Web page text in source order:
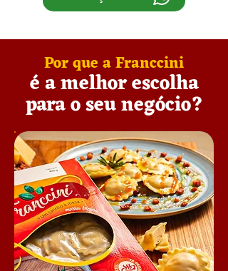
Por que a Franccini
é a melhor escolha
para o seu negócio?